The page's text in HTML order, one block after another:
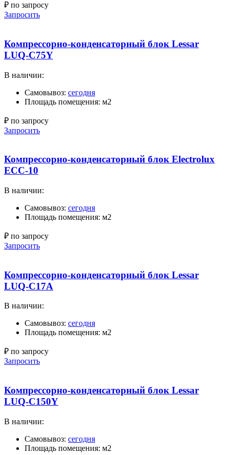
₽ по запросу
Запросить
Компрессорно-конденсаторный блок Lessar
LUQ-C75Y
В наличии:
Самовывоз: сегодня
Площадь помещения: м2
₽ по запросу
Запросить
Компрессорно-конденсаторный блок Electrolux
ECC-10
В наличии:
Самовывоз: сегодня
Площадь помещения: м2
₽ по запросу
Запросить
Компрессорно-конденсаторный блок Lessar
LUQ-C17A
В наличии:
Самовывоз: сегодня
Площадь помещения: м2
₽ по запросу
Запросить
Компрессорно-конденсаторный блок Lessar
LUQ-C150Y
В наличии:
Самовывоз: сегодня
Площадь помещения: м2